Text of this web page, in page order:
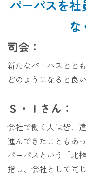
パーパスを社
な
司会：
新たなパーパスとと
どのようになると良
Ｓ・Ｉさん：
会社で働く人は皆、
進んできたこともあ
パーパスという「北
指し、会社として同